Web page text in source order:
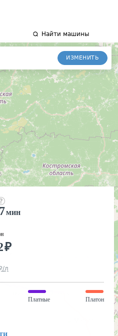
Найти машины
ИЗМЕНИТЬ
мин
₽
/л
Платные Платон